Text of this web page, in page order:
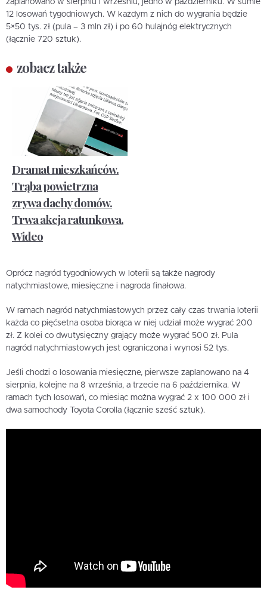
12 losowań tygodniowych. W każdym z nich do wygrania będzie
5×50 tys. zł (pula – 3 mln zł) i po 60 hulajnóg elektrycznych
(łącznie 720 sztuk).
zobacz także
Dramat mieszkańców.
Trąba powietrzna
zrywa dachy domów.
Trwa akcja ratunkowa.
Wideo
Oprócz nagród tygodniowych w loterii są także nagrody
natychmiastowe, miesięczne i nagroda finałowa.
W ramach nagród natychmiastowych przez cały czas trwania loterii
każda co pięćsetna osoba biorąca w niej udział może wygrać 200
zł. Z kolei co dwutysięczny grający może wygrać 500 zł. Pula
nagród natychmiastowych jest ograniczona i wynosi 52 tys.
Jeśli chodzi o losowania miesięczne, pierwsze zaplanowano na 4
sierpnia, kolejne na 8 września, a trzecie na 6 października. W
ramach tych losowań, co miesiąc można wygrać 2 x 100 000 zł i
dwa samochody Toyota Corolla (łącznie sześć sztuk).